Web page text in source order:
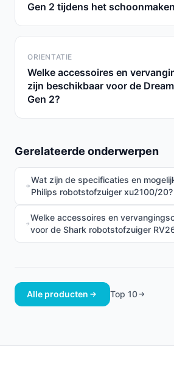
Gen 2 tijdens het
ORIENTATIE
Welke accessoires en
zijn beschikbaar voor de
Gen 2?
Gerelateerde onderwerpen
Wat zijn de specificaties en
Philips robotstofzuiger xu2100/20?
Welke accessoires en
voor de Shark robotstofzuiger
Alle producten Top 10